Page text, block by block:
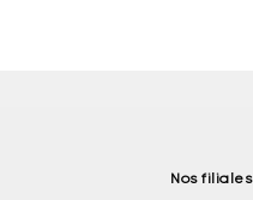
Nos filiales